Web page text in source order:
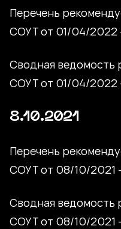
Перечень
СОУТ от 01/04/2022
Сводная ведомость
СОУТ от 01/04/2022
8.10.2021
Перечень
СОУТ от 08/10/2021 -
Сводная ведомость
СОУТ от 08/10/2021 -